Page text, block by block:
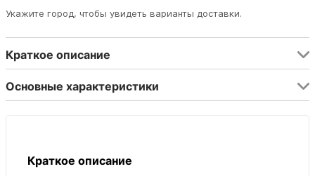
Укажите город, чтобы увидеть варианты доставки.
Краткое описание
Основные характеристики
Краткое описание